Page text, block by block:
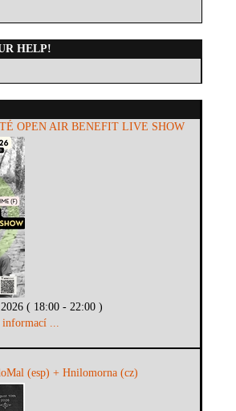
HELP!
OPEN AIR BENEFIT LIVE SHOW
( 18:00 - 22:00 )
informací ...
(esp) + Hnilomorna (cz)